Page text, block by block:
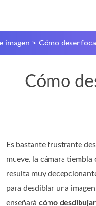
imagen > Cómo
Cómo
Es bastante frustrante
mueve, la cámara tiembla
resulta muy
para desdiblar una
enseñará cómo